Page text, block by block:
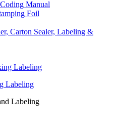
Manual
Foil
Carton Sealer, Labeling &
Labeling
Labeling